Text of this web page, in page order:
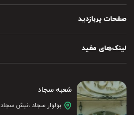
صفحات پربازدید
لینک‌های مفید
شعبه سجاد
بولوار سجاد ،نبش سجاد 21 (خیابان امین )